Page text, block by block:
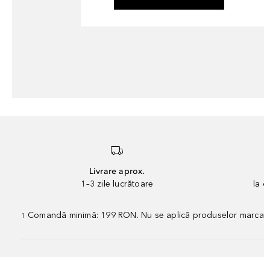
Livrare aprox.
1–3 zile lucrătoare
la
1 Comandă minimă: 199 RON. Nu se aplică produselor